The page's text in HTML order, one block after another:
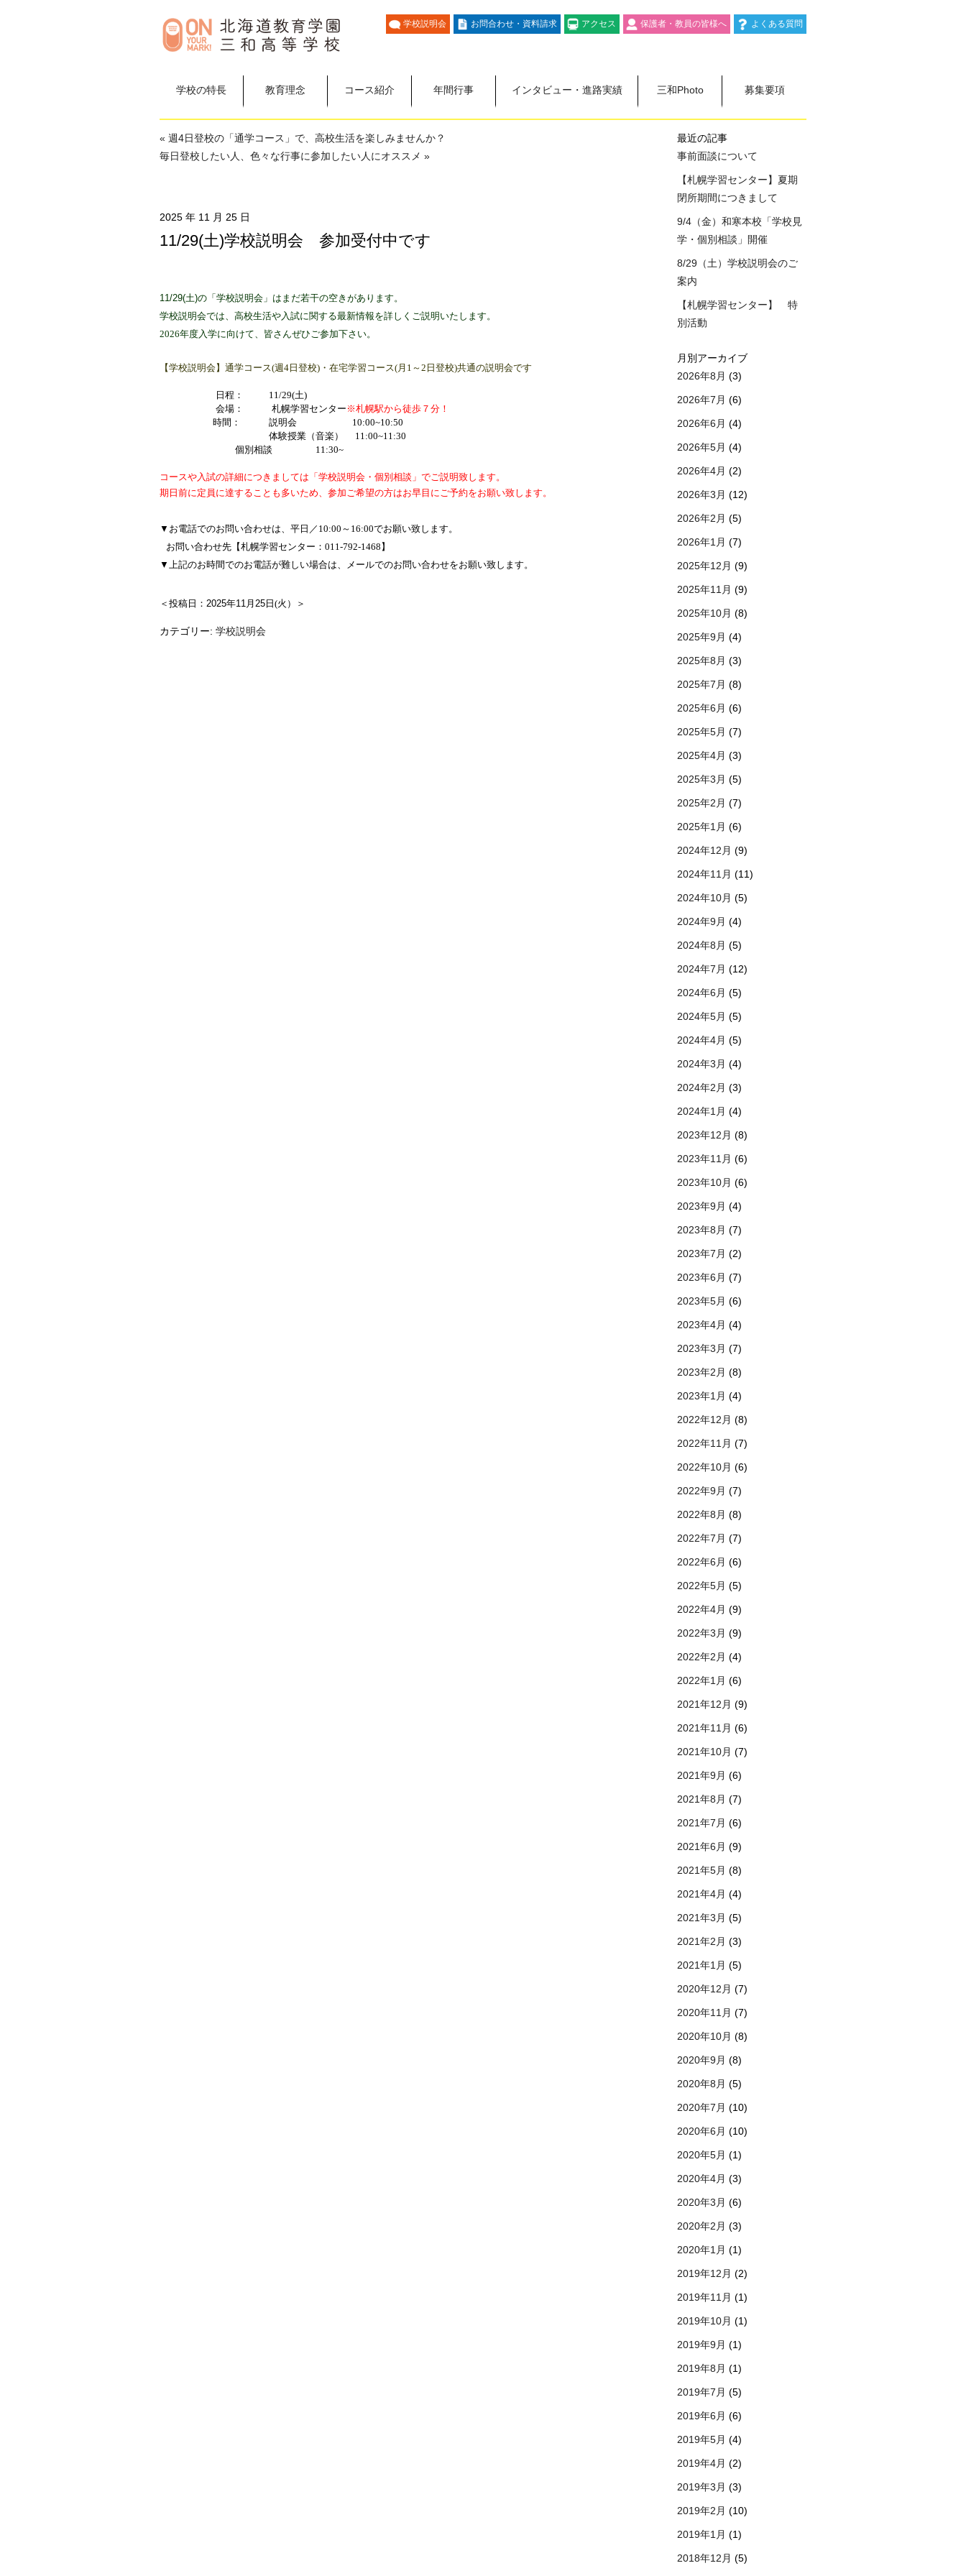
学校説明会 お問合わせ・資料請求 アクセス 保護者・教員の皆様へ よくある質問
学校の特長 教育理念 コース紹介 年間行事 インタビュー・進路実績 三和Photo 募集要項
« 週4日登校の「通学コース」で、高校生活を楽しみませんか？
毎日登校したい人、色々な行事に参加したい人にオススメ »
2025 年 11 月 25 日
11/29(土)学校説明会 参加受付中です
11/29(土)の「学校説明会」はまだ若干の空きがあります。
学校説明会では、高校生活や入試に関する最新情報を詳しくご説明いたします。
2026年度入学に向けて、皆さんぜひご参加下さい。
【学校説明会】通学コース(週4日登校)・在宅学習コース(月1～2日登校)共通の説明会です
日程： 11/29(土)
会場： 札幌学習センター ※札幌駅から徒歩７分！
時間： 説明会
10:00~10:50
体験授業 （音楽）
11:00~11:30
個別相談
11:30~
コースや入試の詳細につきましては「学校説明会・個別相談」でご説明致します。
期日前に定員に達することも多いため、参加ご希望の方はお早目にご予約をお願い致します。
▼ お電話でのお問い合わせは、平日／10:00～16:00でお願い致します。
お問い合わせ先【札幌学習センター：011-792-1468】
▼上記のお時間でのお電話が難しい場合は、メールでのお問い合わせをお願い致します。
＜投稿日： 2025年11月25日 (火）＞
カテゴリー: 学校説明会
最近の記事
事前面談について
【札幌学習センター】夏期
閉所期間につきまして
9/4（金）和寒本校「学校見
学・個別相談」開催
8/29（土）学校説明会のご
案内
【札幌学習センター】 特
別活動
月別アーカイブ
2026年8月 (3)
2026年7月 (6)
2026年6月 (4)
2026年5月 (4)
2026年4月 (2)
2026年3月 (12)
2026年2月 (5)
2026年1月 (7)
2025年12月 (9)
2025年11月 (9)
2025年10月 (8)
2025年9月 (4)
2025年8月 (3)
2025年7月 (8)
2025年6月 (6)
2025年5月 (7)
2025年4月 (3)
2025年3月 (5)
2025年2月 (7)
2025年1月 (6)
2024年12月 (9)
2024年11月 (11)
2024年10月 (5)
2024年9月 (4)
2024年8月 (5)
2024年7月 (12)
2024年6月 (5)
2024年5月 (5)
2024年4月 (5)
2024年3月 (4)
2024年2月 (3)
2024年1月 (4)
2023年12月 (8)
2023年11月 (6)
2023年10月 (6)
2023年9月 (4)
2023年8月 (7)
2023年7月 (2)
2023年6月 (7)
2023年5月 (6)
2023年4月 (4)
2023年3月 (7)
2023年2月 (8)
2023年1月 (4)
2022年12月 (8)
2022年11月 (7)
2022年10月 (6)
2022年9月 (7)
2022年8月 (8)
2022年7月 (7)
2022年6月 (6)
2022年5月 (5)
2022年4月 (9)
2022年3月 (9)
2022年2月 (4)
2022年1月 (6)
2021年12月 (9)
2021年11月 (6)
2021年10月 (7)
2021年9月 (6)
2021年8月 (7)
2021年7月 (6)
2021年6月 (9)
2021年5月 (8)
2021年4月 (4)
2021年3月 (5)
2021年2月 (3)
2021年1月 (5)
2020年12月 (7)
2020年11月 (7)
2020年10月 (8)
2020年9月 (8)
2020年8月 (5)
2020年7月 (10)
2020年6月 (10)
2020年5月 (1)
2020年4月 (3)
2020年3月 (6)
2020年2月 (3)
2020年1月 (1)
2019年12月 (2)
2019年11月 (1)
2019年10月 (1)
2019年9月 (1)
2019年8月 (1)
2019年7月 (5)
2019年6月 (6)
2019年5月 (4)
2019年4月 (2)
2019年3月 (3)
2019年2月 (10)
2019年1月 (1)
2018年12月 (5)